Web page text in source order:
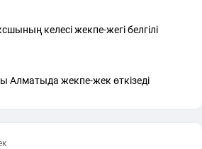
келесі жекпе-жегі белгілі
Алматыда жекпе-жек өткізеді